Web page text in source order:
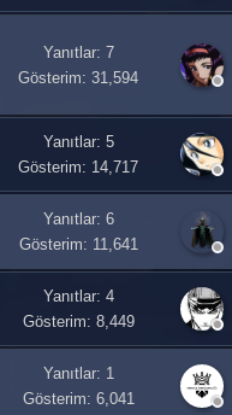
Yanıtlar: 7
Gösterim: 31,594
Yanıtlar: 5
Gösterim: 14,717
Yanıtlar: 6
Gösterim: 11,641
Yanıtlar: 4
Gösterim: 8,449
Yanıtlar: 1
Gösterim: 6,041